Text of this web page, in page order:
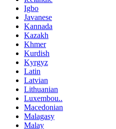
Igbo
Javanese
Kannada
Kazakh
Khmer
Kurdish
Kyrgyz
Latin
Latvian
Lithuanian
Luxembou..
Macedonian
Malagasy
Malay